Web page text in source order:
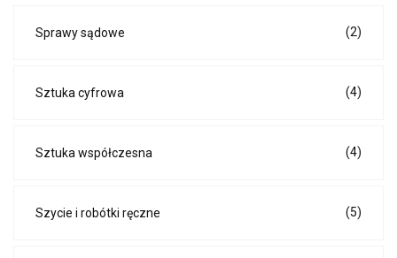
Sprawy sądowe (2)
Sztuka cyfrowa (4)
Sztuka współczesna (4)
Szycie i robótki ręczne (5)